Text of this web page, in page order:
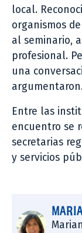
local.
organismos
al seminario,
profesional.
una
Entre las
encuentro se
secretarias
y servicios